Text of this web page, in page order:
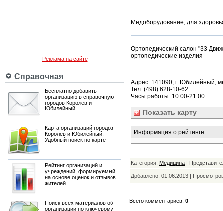
Реклама на сайте
Справочная
Бесплатно добавить
организацию в справочную
городов Королёв и
Юбилейный
Карта организаций городов
Королёв и Юбилейный.
Удобный поиск по карте
Рейтинг организаций и
учреждений, формируемый
на основе оценок и отзывов
жителей
Поиск всех материалов об
организации по ключевому
Медоборудование, для
Ортопедический салон "33
ортопедические изделия
Адрес: 141090, г. Юбилейный,
Тел: (498) 628-10-62
Часы работы: 10.00-21.00
Показать карту
Информация о рейтинге:
Категория: Медицина |
Добавлено: 01.06.2013 |
Всего комментариев: 0